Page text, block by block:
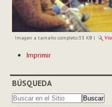
Imagen a tamaño completo:33 KB|
de
Imprimir
BÚSQUEDA